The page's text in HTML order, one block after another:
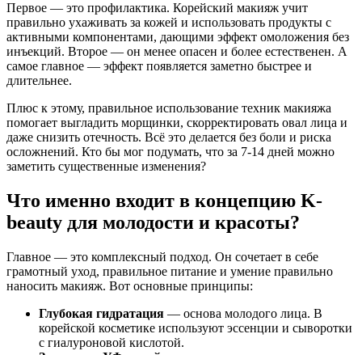
Первое — это профилактика. Корейский макияж учит
правильно ухаживать за кожей и использовать продукты с
активными компонентами, дающими эффект омоложения без
инъекций. Второе — он менее опасен и более естественен. А
самое главное — эффект появляется заметно быстрее и
длительнее.
Плюс к этому, правильное использование техник макияжа
помогает выгладить морщинки, скорректировать овал лица и
даже снизить отечность. Всё это делается без боли и риска
осложнений. Кто бы мог подумать, что за 7-14 дней можно
заметить существенные изменения?
Что именно входит в концепцию K-
beauty для молодости и красоты?
Главное — это комплексный подход. Он сочетает в себе
грамотный уход, правильное питание и умение правильно
наносить макияж. Вот основные принципы:
Глубокая гидратация — основа молодого лица. В
корейской косметике используют эссенции и сыворотки
с гиалуроновой кислотой.